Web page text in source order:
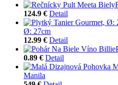
124.9 € Detail
Ø: 27cm
12.99 € Detail
0.89 € Detail
Manila